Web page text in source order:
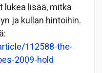
lukea lisää, mitkä
ja kullan hintoihin.
112588-the-
2009-hold